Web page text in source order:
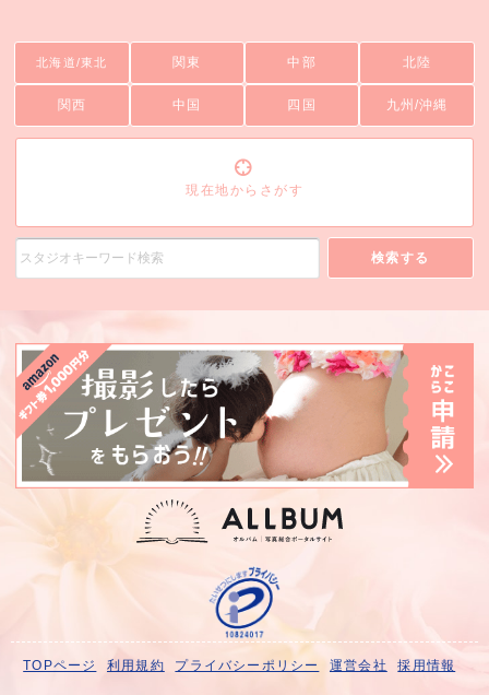
北海道/東北 関東 中部 北陸
関西 中国 四国 九州/沖縄
現在地からさがす
検索する
TOPページ 利用規約 プライバシーポリシー 運営会社 採用情報